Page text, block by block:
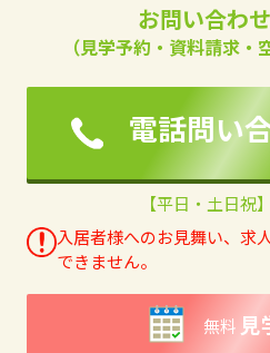
お問い合わ
（見学予約・資料請求・
電話問い
【平日・土日祝
入居者様へのお見舞い、求
できません。
無料 見